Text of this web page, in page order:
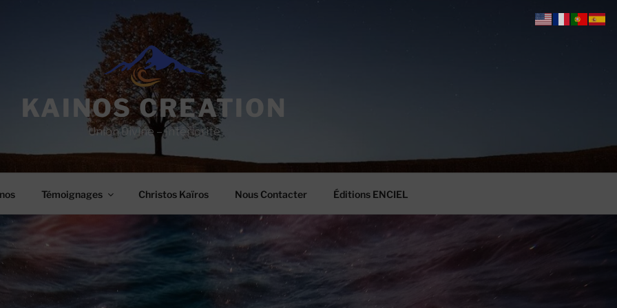
KAINOS CREATION
Union Divine – Intériorité
Témoignages Christos Kaïros Nous Contacter Éditions ENCIEL